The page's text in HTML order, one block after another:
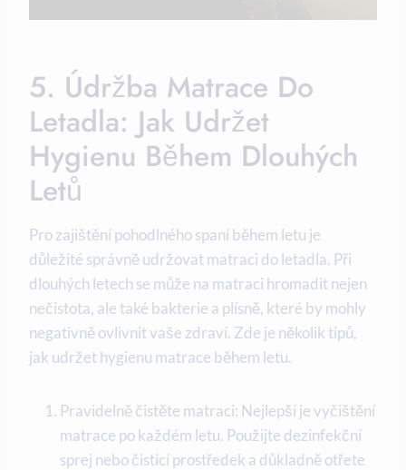
5. Údržba Matrace Do
Letadla: Jak Udržet
Hygienu Během Dlouhých
Letů
Pro zajištění pohodlného spaní během letu je
důležité správně udržovat matraci do letadla. Při
dlouhých letech se může na matraci hromadit nejen
nečistota, ale také bakterie a plísně, které by mohly
negativně ovlivnit vaše zdraví. Zde je několik tipů,
jak udržet hygienu matrace během letu.
Pravidelně čistěte matraci: Nejlepší je vyčištění
matrace po každém letu. Použijte dezinfekční
sprej nebo čisticí prostředek a důkladně otřete